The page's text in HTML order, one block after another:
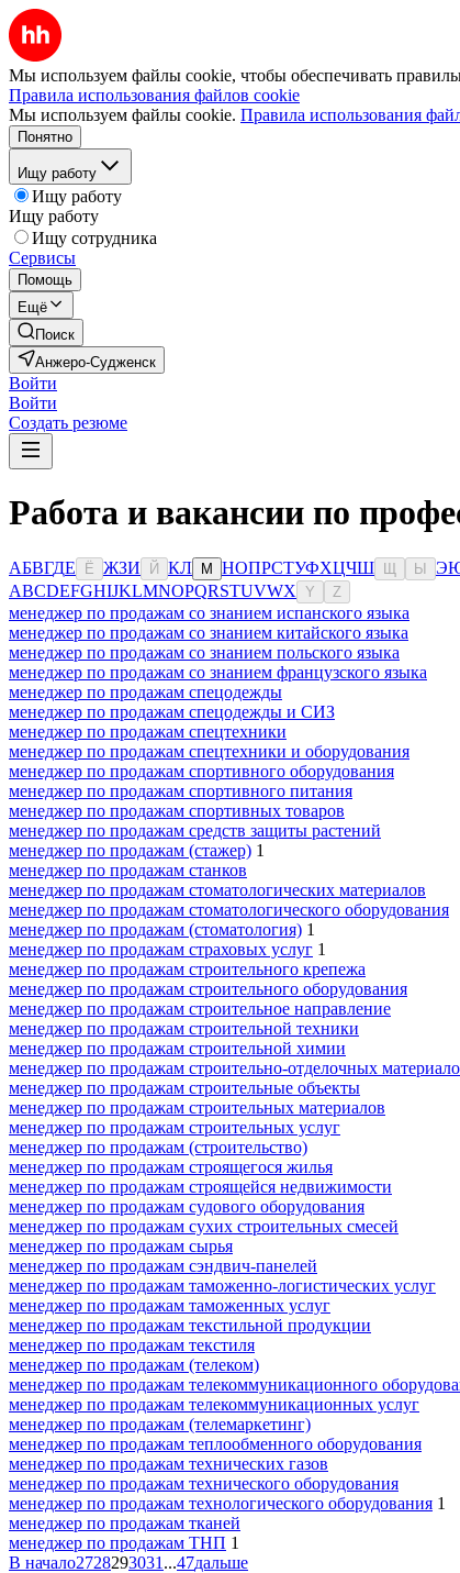
Мы используем файлы cookie, чтобы обеспечивать
Правила использования файлов cookie
Мы используем файлы cookie. Правила использования
Понятно
Ищу работу
Ищу работу
Ищу работу
Ищу сотрудника
Сервисы
Помощь
Ещё
Поиск
Анжеро-Судженск
Войти
Войти
Создать резюме
Работа и вакансии по
АБВГДЕ Ё ЖЗИ Й КЛ М НОПРСТУФХЦЧШ Ы Э
ABCDEFGHIJKLMNOPQRSTUVWX Y Z
менеджер по продажам со знанием испанского языка
менеджер по продажам со знанием китайского языка
менеджер по продажам со знанием польского языка
менеджер по продажам со знанием французского языка
менеджер по продажам спецодежды
менеджер по продажам спецодежды и СИЗ
менеджер по продажам спецтехники
менеджер по продажам спецтехники и оборудования
менеджер по продажам спортивного оборудования
менеджер по продажам спортивного питания
менеджер по продажам спортивных товаров
менеджер по продажам средств защиты растений
менеджер по продажам (стажер) 1
менеджер по продажам станков
менеджер по продажам стоматологических материалов
менеджер по продажам стоматологического оборудования
менеджер по продажам (стоматология) 1
менеджер по продажам страховых услуг 1
менеджер по продажам строительного крепежа
менеджер по продажам строительного оборудования
менеджер по продажам строительное направление
менеджер по продажам строительной техники
менеджер по продажам строительной химии
менеджер по продажам строительно-отделочных
менеджер по продажам строительные объекты
менеджер по продажам строительных материалов
менеджер по продажам строительных услуг
менеджер по продажам (строительство)
менеджер по продажам строящегося жилья
менеджер по продажам строящейся недвижимости
менеджер по продажам судового оборудования
менеджер по продажам сухих строительных смесей
менеджер по продажам сырья
менеджер по продажам сэндвич-панелей
менеджер по продажам таможенно-логистических услуг
менеджер по продажам таможенных услуг
менеджер по продажам текстильной продукции
менеджер по продажам текстиля
менеджер по продажам (телеком)
менеджер по продажам телекоммуникационного
менеджер по продажам телекоммуникационных услуг
менеджер по продажам (телемаркетинг)
менеджер по продажам теплообменного оборудования
менеджер по продажам технических газов
менеджер по продажам технического оборудования
менеджер по продажам технологического оборудования 1
менеджер по продажам тканей
менеджер по продажам ТНП 1
В начало2728293031 ...47дальше